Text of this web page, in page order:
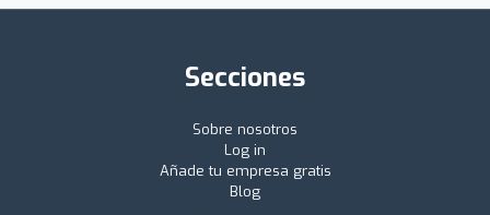
Secciones
Sobre nosotros
Log in
Añade tu empresa gratis
Blog